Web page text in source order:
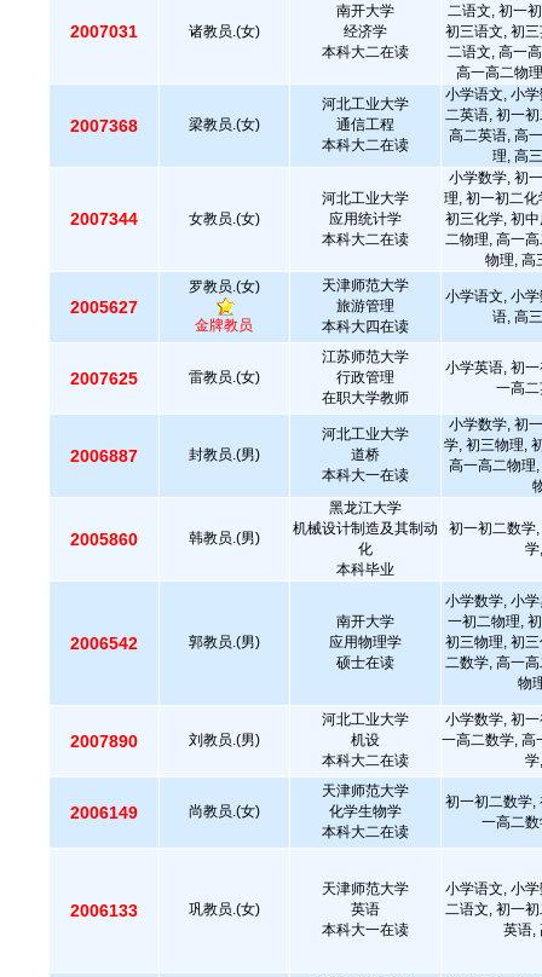
2007031 诸教员.(女)
南开大学
经济学
本科大二在读
二语文, 初一
初三语文, 初
二语文, 高一
高一高二物
2007368 梁教员.(女)
河北工业大学
通信工程
本科大二在读
小学语文, 小
二英语, 初一
高二英语, 高
理, 高
2007344 女教员.(女)
河北工业大学
应用统计学
本科大二在读
小学数学, 初
理, 初一初二
初三化学, 初
二物理, 高一
物理, 高
2005627
罗教员.(女)
金牌教员
天津师范大学
旅游管理
本科大四在读
小学语文, 小
语, 高
2007625 雷教员.(女)
江苏师范大学
行政管理
在职大学教师
小学英语, 初
一高
2006887 封教员.(男)
河北工业大学
道桥
本科大一在读
小学数学, 初
学, 初三物理,
高一高二物理
2005860 韩教员.(男)
黑龙江大学
机械设计制造及其制动
化
本科毕业
初一初二数学
2006542 郭教员.(男)
南开大学
应用物理学
硕士在读
小学数学, 小
一初二物理,
初三物理, 初
二数学, 高一
物
2007890 刘教员.(男)
河北工业大学
机设
本科大二在读
小学数学, 初
一高二数学, 高
2006149 尚教员.(女)
天津师范大学
化学生物学
本科大二在读
初一初二数学,
一高二
2006133 巩教员.(女)
天津师范大学
英语
本科大一在读
小学语文, 小
二语文, 初一
英语,